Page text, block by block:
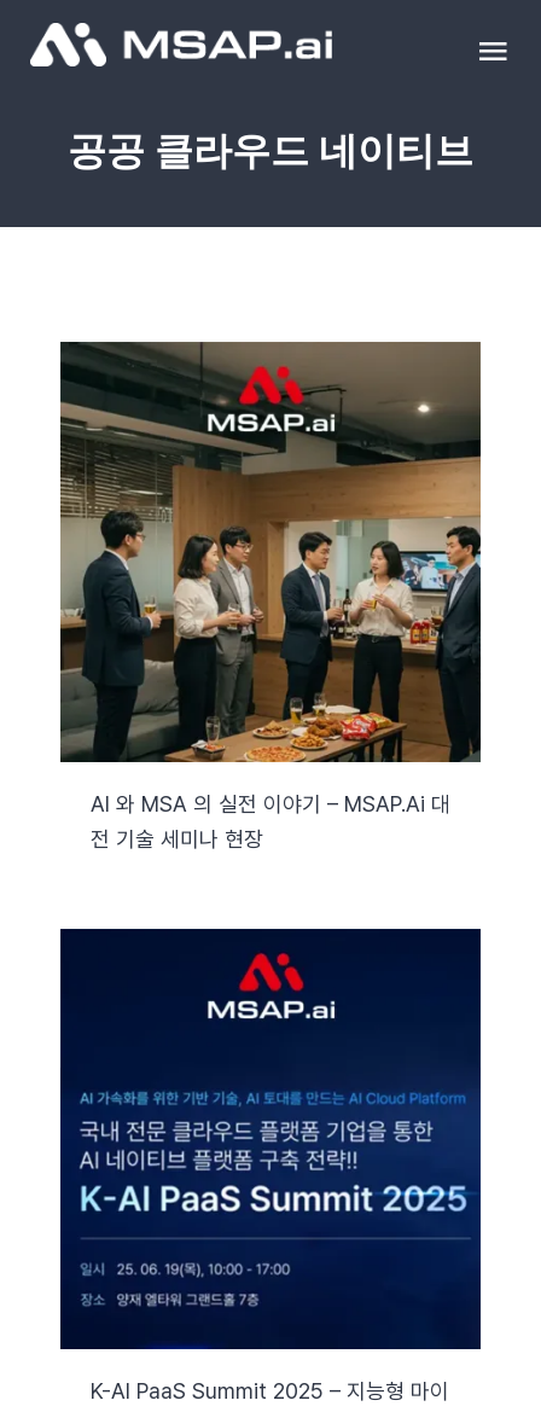
제품
조달물품
교육
이벤트 & 세미나
자료실
기술지원
Search
공공 클라우드 네이티브
AI 와 MSA 의 실전 이야기 – MSAP.ai 대
전 기술 세미나 현장
K-AI PaaS Summit 2025 – 지능형 마이